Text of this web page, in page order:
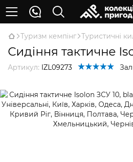
Туризм кемпінг Туристичні
Сидіння тактичне
Артикул: IZL09273